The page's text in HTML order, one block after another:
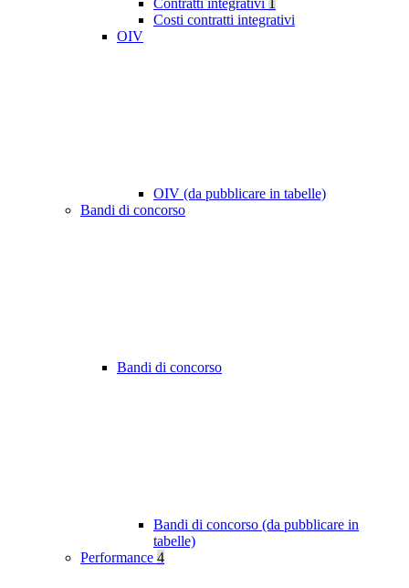
Contratti integrativi 1
Costi contratti integrativi
OIV
OIV (da pubblicare in tabelle)
Bandi di concorso
Bandi di concorso
Bandi di concorso (da pubblicare in
tabelle)
Performance 4